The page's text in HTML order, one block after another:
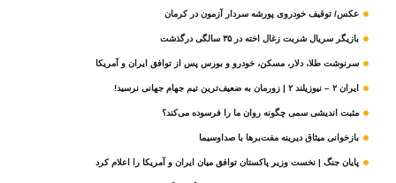
عکس/ توقیف خودروی پورشه سردار آزمون در کرمان
بازیگر سریال شربت زغال‌ اخته در ۳۵ سالگی درگذشت
سرنوشت طلا، دلار، مسکن، خودرو و بورس پس از توافق ایران و آمریکا
ایران ۲ – نیوزیلند ۲ | زورمان به ضعیف‌ترین تیم جهام جهانی نرسید!
مثبت‌ اندیشی سمی چگونه روان ما را فرسوده می‌کند؟
بازخوانی میثاق دیرینه مفت‌برها با صداوسیما
پایان جنگ | نخست وزیر پاکستان توافق میان ایران و آمریکا را اعلام کرد